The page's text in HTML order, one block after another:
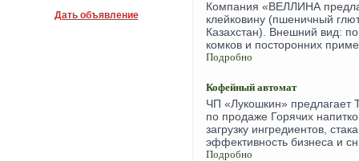
Дать объявление
Компания «ВЕЛЛИНА
клейковину (пшеничный
Казахстан). Внешний вид:
комков и посторонних
Подробно
Кофейный автомат
ЧП «Лукошкин» предлагает
по продаже Горячих
загрузку ингредиентов,
эффективность бизнеса и
Подробно